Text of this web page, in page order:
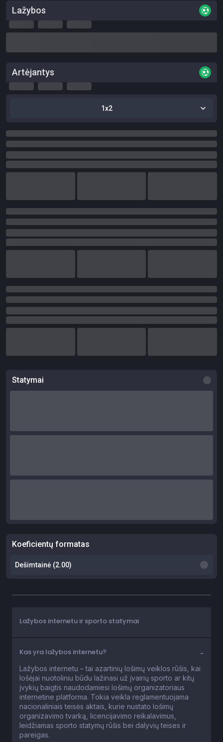
lošėjai nuotoliniu būdu lažinasi už įvairių sporto ar kitų
įvykių baigtis naudodamiesi lošimų organizatoriaus
internetine platforma. Tokia veikla reglamentuojama
nacionaliniais teisės aktais, kurie nustato lošimų
organizavimo tvarką, licencijavimo reikalavimus,
leidžiamas sporto statymų rūšis bei dalyvių teises ir
pareigas.